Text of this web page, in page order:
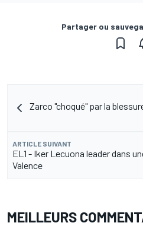
Partager ou
Zarco "choqué" par la
ARTICLE SUIVANT
EL1 - Iker Lecuona leader dans
Valence
MEILLEURS